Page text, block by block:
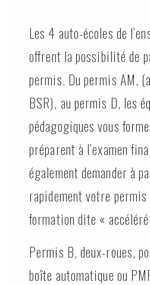
Les 4 auto-écoles de
offrent la possibilité de
permis. Du permis AM,
BSR), au permis D, les
pédagogiques vous
préparent à l’examen
également demander à
rapidement votre
formation dite «
Permis B, deux-roues,
boîte automatique ou